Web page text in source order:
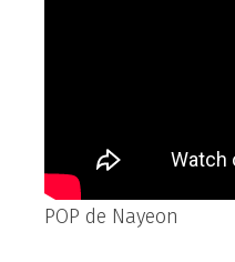
POP de Nayeon